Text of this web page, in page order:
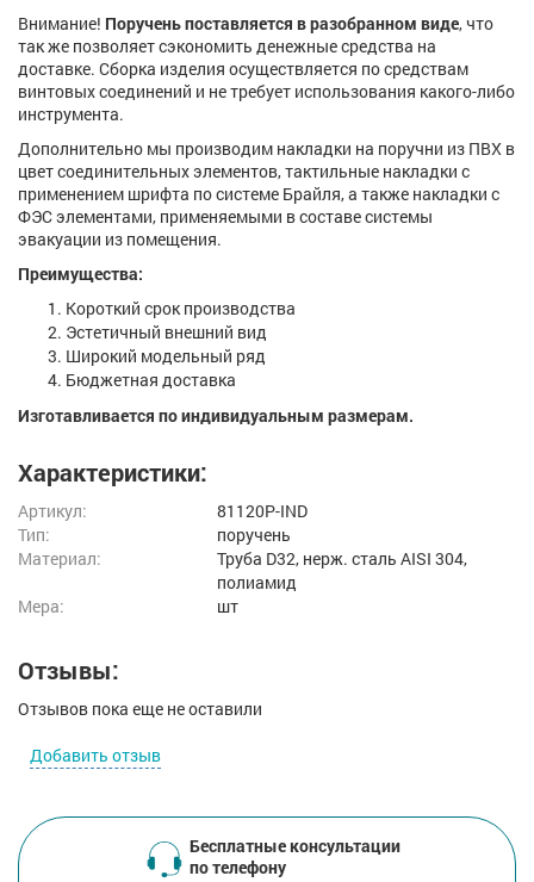
Внимание! Поручень поставляется в разобранном виде, что
так же позволяет сэкономить денежные средства на
доставке. Сборка изделия осуществляется по средствам
винтовых соединений и не требует использования какого-либо
инструмента.
Дополнительно мы производим накладки на поручни из ПВХ в
цвет соединительных элементов, тактильные накладки с
применением шрифта по системе Брайля, а также накладки с
ФЭС элементами, применяемыми в составе системы
эвакуации из помещения.
Преимущества:
Короткий срок производства
Эстетичный внешний вид
Широкий модельный ряд
Бюджетная доставка
Изготавливается по индивидуальным размерам.
Характеристики:
Артикул:
81120P-IND
Тип:
поручень
Материал:
Труба D32, нерж. cталь AISI 304,
полиамид
Мера:
шт
Отзывы:
Отзывов пока еще не оставили
Добавить отзыв
Бесплатные консультации
по телефону